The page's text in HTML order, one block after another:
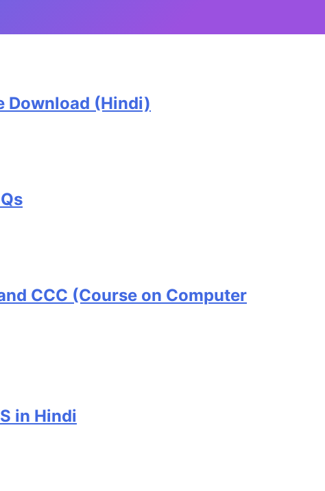
Download (Hindi)
CCC (Course on Computer
in Hindi